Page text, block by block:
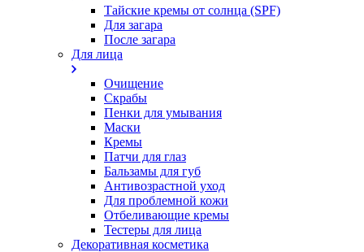
Тайские кремы от солнца (SPF)
Для загара
После загара
Для лица
Очищение
Скрабы
Пенки для умывания
Маски
Кремы
Патчи для глаз
Бальзамы для губ
Антивозрастной уход
Для проблемной кожи
Oтбеливающие кремы
Тестеры для лица
Декоративная косметика